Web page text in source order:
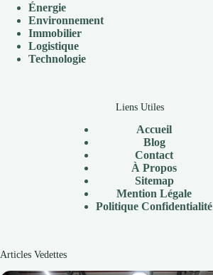
Énergie
Environnement
Immobilier
Logistique
Technologie
Liens Utiles
Accueil
Blog
Contact
À Propos
Sitemap
Mention Légale
Politique Confidentialité
Articles Vedettes